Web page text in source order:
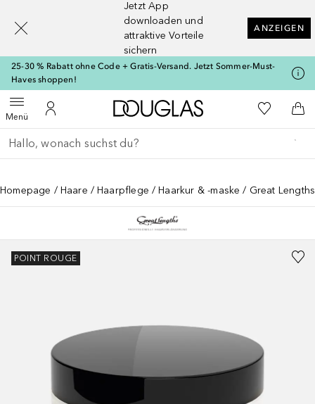
Jetzt App
downloaden und
attraktive Vorteile
sichern
ANZEIGEN
25-30 % Rabatt ohne Code + Gratis-Versand. Jetzt Sommer-Must-
Haves shoppen!
MenüMenü öffnenZu Meinem Kundenkonto
Zur Douglas Startseite
Zu Meiner
Gehe zurück
Suche ausführen
Homepage Haare Haarpflege Haarkur & -maske Great
POINT ROUGE
[navigation.slideout.screenreader]